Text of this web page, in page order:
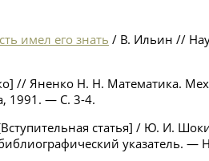
имел его знать / В. Ильин //
// Яненко Н. Н. Математика.
1991. — С. 3-4.
статья] / Ю. И.
указатель. —